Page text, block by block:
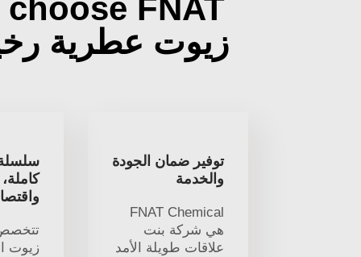
FNAT
زيوت عطرية
توفير ضمان الجودة
والخدمة
FNAT Chemical
هي شركة بنت
علاقات طويلة الأمد
زيوت